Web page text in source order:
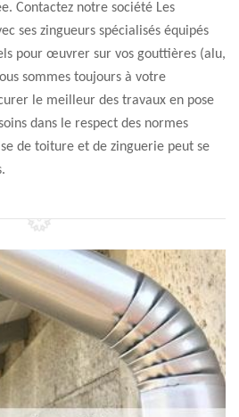
Contactez notre société Les
ses zingueurs spécialisés équipés
pour œuvrer sur vos gouttières (alu,
sommes toujours à votre
le meilleur des travaux en pose
dans le respect des normes
de toiture et de zinguerie peut se